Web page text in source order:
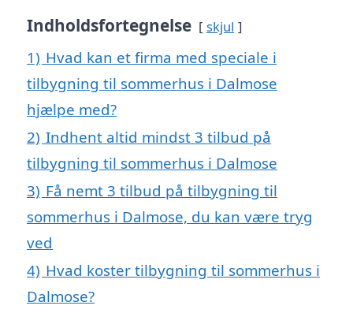
Indholdsfortegnelse skjul
1) Hvad kan et firma med speciale i
tilbygning til sommerhus i Dalmose
hjælpe med?
2) Indhent altid mindst 3 tilbud på
tilbygning til sommerhus i Dalmose
3) Få nemt 3 tilbud på tilbygning til
sommerhus i Dalmose, du kan være tryg
ved
4) Hvad koster tilbygning til sommerhus i
Dalmose?